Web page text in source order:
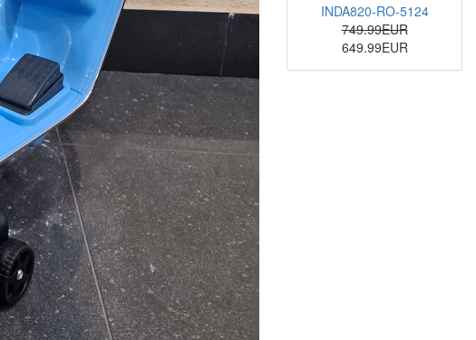
INDA820-RO-5124
749.99EUR
649.99EUR